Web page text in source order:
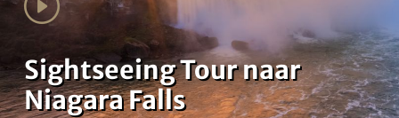
Sightseeing Tour naar
Niagara Falls